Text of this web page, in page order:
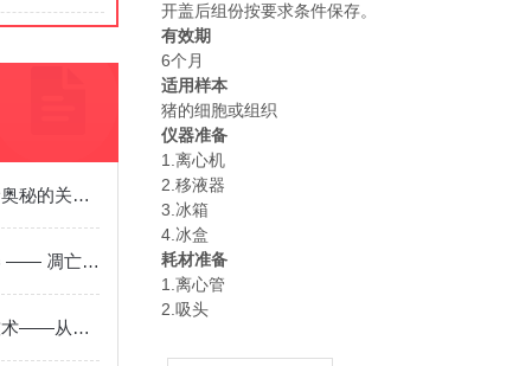
细胞增殖检测：探索生命奥秘的关键技术
探索细胞凋亡奥秘的仪器 —— 凋亡检测试剂盒
深度解析：核蛋白提取技术——从细胞到实验室的关键步骤与策略
开盖后组份按要求条件保存。
有效期
6个月
适用样本
猪的细胞或组织
仪器准备
1.离心机
2.移液器
3.冰箱
4.冰盒
耗材准备
1.离心管
2.吸头